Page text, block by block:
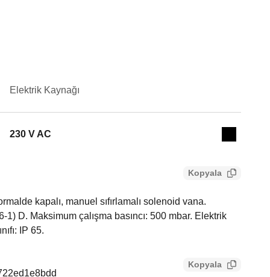
Elektrik Kaynağı
230 V AC
Collapse
Kopyala
kapalı, manuel sıfırlamalı solenoid vana.
1) D. Maksimum çalışma basıncı: 500 mbar. Elektrik
IP 65.
Kopyala